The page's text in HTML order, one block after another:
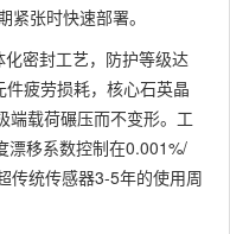
张时快速部署。
密封工艺，防护等级达
疲劳损耗，核心石英晶
端载荷碾压而不变形。工
移系数控制在0.001%/
统传感器3-5年的使用周